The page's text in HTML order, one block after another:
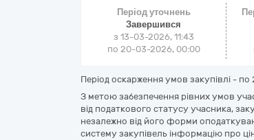
Період уточнень
Завершився
з 13-03-2026, 11:43
по 20-03-2026, 00:00
Період оскарження умов закупівлі - по
З метою забезпечення рівних умов
від податкового статусу учасника,
незалежно від його форми
систему закупівель інформацію про